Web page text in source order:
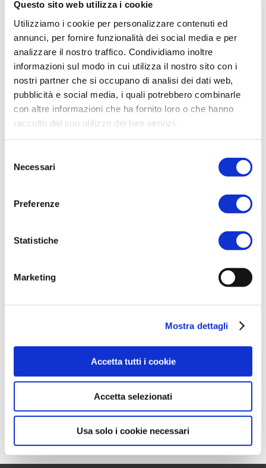
Questo sito web utilizza i cookie
Utilizziamo i cookie per personalizzare contenuti ed
annunci, per fornire funzionalità dei social media e per
analizzare il nostro traffico. Condividiamo inoltre
informazioni sul modo in cui utilizza il nostro sito con i
nostri partner che si occupano di analisi dei dati web,
pubblicità e social media, i quali potrebbero combinarle
con altre informazioni che ha fornito loro o che hanno
raccolto dal suo utilizzo dei loro servizi.
delNecessari
Preferenze
Statistiche
Marketing
Mostra dettagli
Accetta tutti i cookie
Accetta selezionati
Usa solo i cookie necessari